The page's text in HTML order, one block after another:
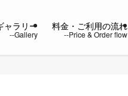
ャラリー 料金・ご利用の流れ